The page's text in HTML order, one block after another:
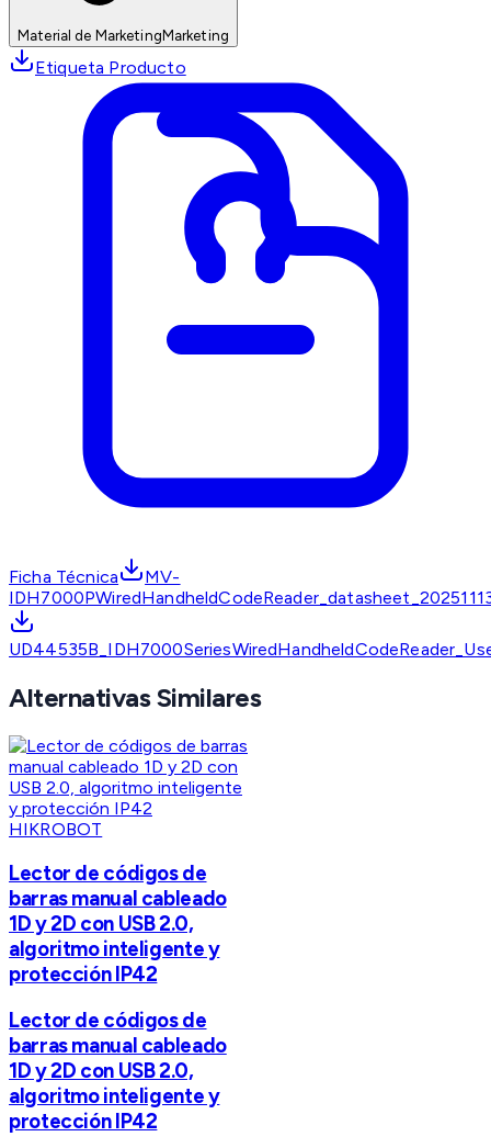
Material de MarketingMarketing
Etiqueta Producto
Ficha Técnica
MV-
Alternativas Similares
HIKROBOT
Lector de códigos de
barras manual cableado
1D y 2D con USB 2.0,
algoritmo inteligente y
protección IP42
Lector de códigos de
barras manual cableado
1D y 2D con USB 2.0,
algoritmo inteligente y
protección IP42